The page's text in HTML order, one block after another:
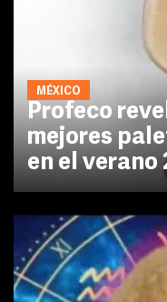
MÉXICO
Profeco
mejores
en el verano